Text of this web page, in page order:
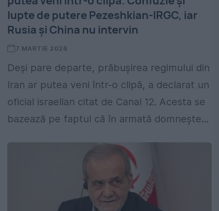
lupte de putere Pezeshkian-IRGC, iar
Rusia și China nu intervin
7 MARTIE 2026
Deși pare departe, prăbușirea regimului din
Iran ar putea veni într-o clipă, a declarat un
oficial israelian citat de Canal 12. Acesta se
bazează pe faptul că în armată domnește...